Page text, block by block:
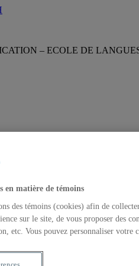
– ECOLE DE
en matière de témoins
des témoins (cookies) afin de
sur le site, de vous proposer des
etc. Vous pouvez personnaliser votre